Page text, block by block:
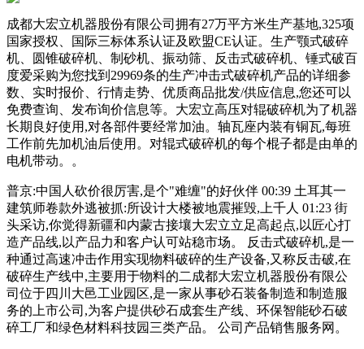
成都大宏立机器股份有限公司拥有27万平方米生产基地,325项
国家授权、国际三标体系认证及欧盟CE认证。生产颚式破碎
机、圆锥破碎机、制砂机、振动筛、反击式破碎机、锤式破百
度爱采购为您找到29969条的生产冲击式破碎机产品的详细参
数、实时报价、行情走势、优质商品批发/供应信息,您还可以
免费查询、发布询价信息等。大宏立高压对辊破碎机为了机器
长期良好使用,对各部件要经常加油。轴瓦座内装有铜瓦,每班
工作前先加机油后使用。对辊式破碎机的每个棍子都是由单的
电机带动。。
普京:中国人砍价很厉害,是个"难缠"的好伙伴 00:39 土耳其一
建筑师卷款外逃被抓:所设计大楼被地震摧毁,上千人 01:23 街
头采访,你觉得新疆和内蒙古接壤大宏立立足高起点,以匠心打
造产品线,以产品力和客户认可站稳市场。 反击式破碎机,是一
种通过高速冲击作用实现物料破碎的生产设备,又称反击破,在
破碎生产线中,主要用于物料的二成都大宏立机器股份有限公
司位于四川大邑工业园区,是一家从事砂石装备制造和制造服
务的上市公司,为客户提供砂石成套生产线、环保智能砂石破
碎工厂和绿色材料科技园三类产品。 公司产品销售服务网。